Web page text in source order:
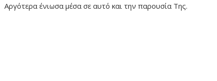
Αργότερα ένιωσα μέσα σε αυτό και την παρουσία Της.